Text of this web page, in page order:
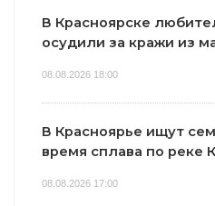
В Красноярске
осудили за кражи из
08.08.2026 18:00
В Красноярье ищут
время сплава по реке
08.08.2026 17:00